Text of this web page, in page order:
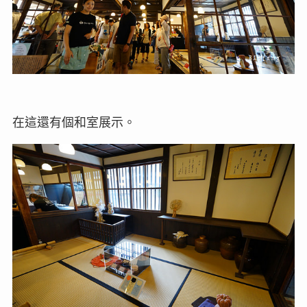
在這還有個和室展示。